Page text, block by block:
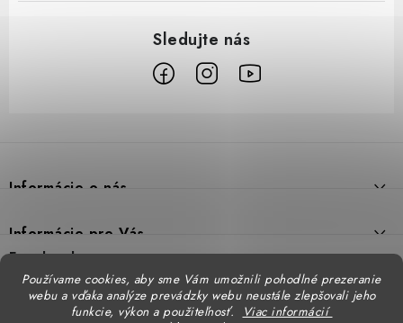
Používame cookies, aby sme Vám umožnili pohodlné prezeranie
webu a vďaka analýze prevádzky webu neustále zlepšovali jeho
funkcie, výkon a použiteľnosť.
Viac informácií
p
i
Informácie o nás
Prečo DUAL BP
Predajne
Doprava
Informácie pre Vás
Formulár na výmenu tovaru
Facebook
Katalógy